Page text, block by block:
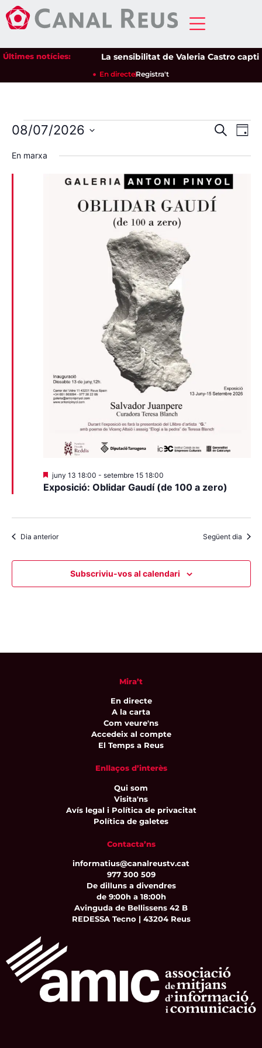
Últimes notícies: La sensibilitat de Valeria Castro
En directeRegistra't
i
cerca
CercaDia
08/07/2026
una
data.
En marxa
Exposició: Oblidar Gaudí (de 100 a zero)
Destacats
juny 13 18:00 - setembre 15 18:00
Dia anterior Següent dia
Subscriviu-vos al calendari
Mira’t
En directe
A la carta
Com veure'ns
Accedeix al compte
El Temps a Reus
Enllaços d’interès
Qui som
Visita'ns
Avís legal i Política de privacitat
Política de galetes
Contacta’ns
informatius@canalreustv.cat
977 300 509
De dilluns a divendres
de 9:00h a 18:00h
Avinguda de Bellissens 42 B
REDESSA Tecno | 43204 Reus